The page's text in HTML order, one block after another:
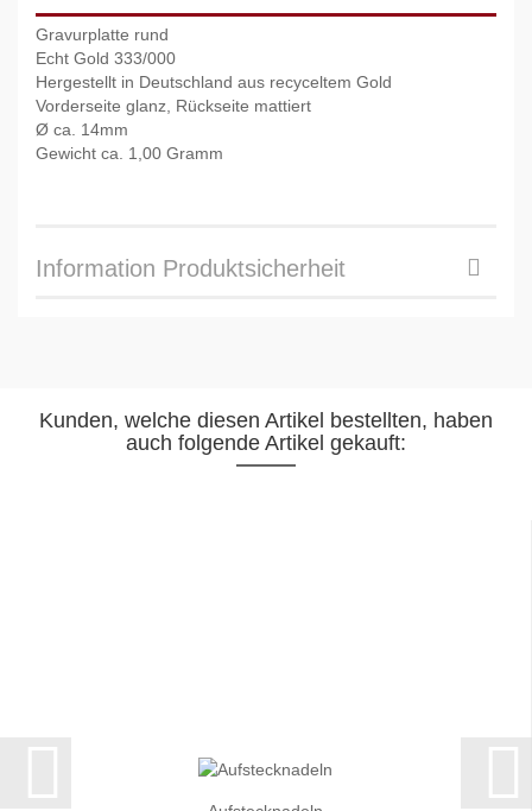
Gravurplatte rund
Echt Gold 333/000
Hergestellt in Deutschland aus recyceltem Gold
Vorderseite glanz, Rückseite mattiert
Ø ca. 14mm
Gewicht ca. 1,00 Gramm
Information Produktsicherheit
Kunden, welche diesen Artikel bestellten, haben
auch folgende Artikel gekauft: